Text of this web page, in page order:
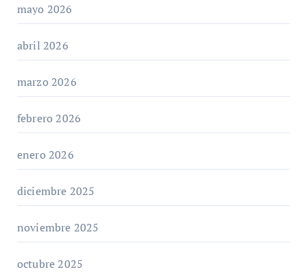
mayo 2026
abril 2026
marzo 2026
febrero 2026
enero 2026
diciembre 2025
noviembre 2025
octubre 2025